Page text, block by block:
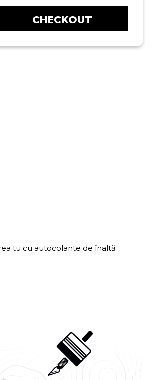
CHECKOUT
tu cu autocolante de înaltă